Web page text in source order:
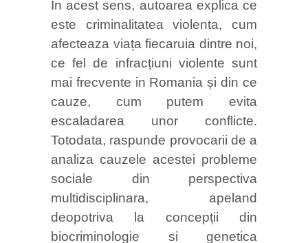
In acest sens, autoarea explica ce
este criminalitatea violenta, cum
afecteaza viața fiecaruia dintre noi,
ce fel de infracțiuni violente sunt
mai frecvente in Romania și din ce
cauze, cum putem evita
escaladarea unor conflicte.
Totodata, raspunde provocarii de a
analiza cauzele acestei probleme
sociale din perspectiva
multidisciplinara, apeland
deopotriva la concepții din
biocriminologie si genetica